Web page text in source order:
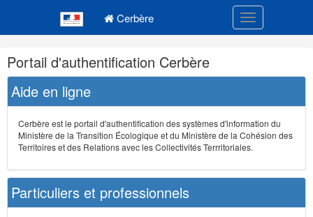
Cerbère Toggle
Navigation
et
outils
annexes
Portail d'authentification Cerbère
Aide en ligne
Cerbère est le portail d'authentification des systèmes d'information du
Ministère de la Transition Écologique et du Ministère de la Cohésion des
Territoires et des Relations avec les Collectivités Terrritoriales.
Particuliers et professionnels